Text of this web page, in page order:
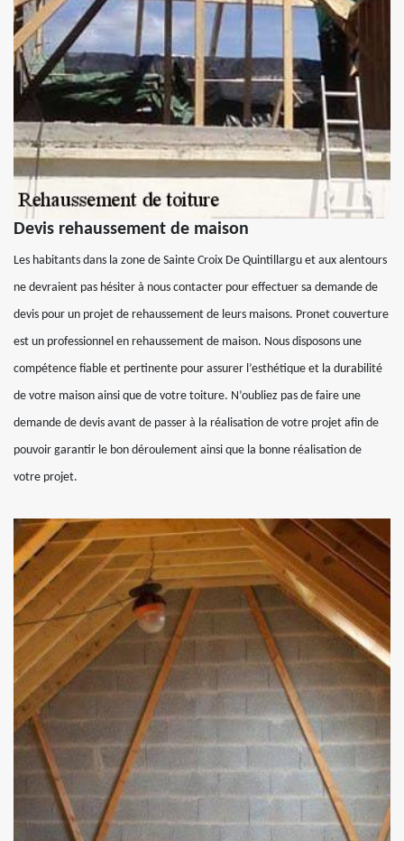
Devis rehaussement de maison
Les habitants dans la zone de Sainte Croix De Quintillargu et aux alentours
ne devraient pas hésiter à nous contacter pour effectuer sa demande de
devis pour un projet de rehaussement de leurs maisons. Pronet couverture
est un professionnel en rehaussement de maison. Nous disposons une
compétence fiable et pertinente pour assurer l’esthétique et la durabilité
de votre maison ainsi que de votre toiture. N’oubliez pas de faire une
demande de devis avant de passer à la réalisation de votre projet afin de
pouvoir garantir le bon déroulement ainsi que la bonne réalisation de
votre projet.